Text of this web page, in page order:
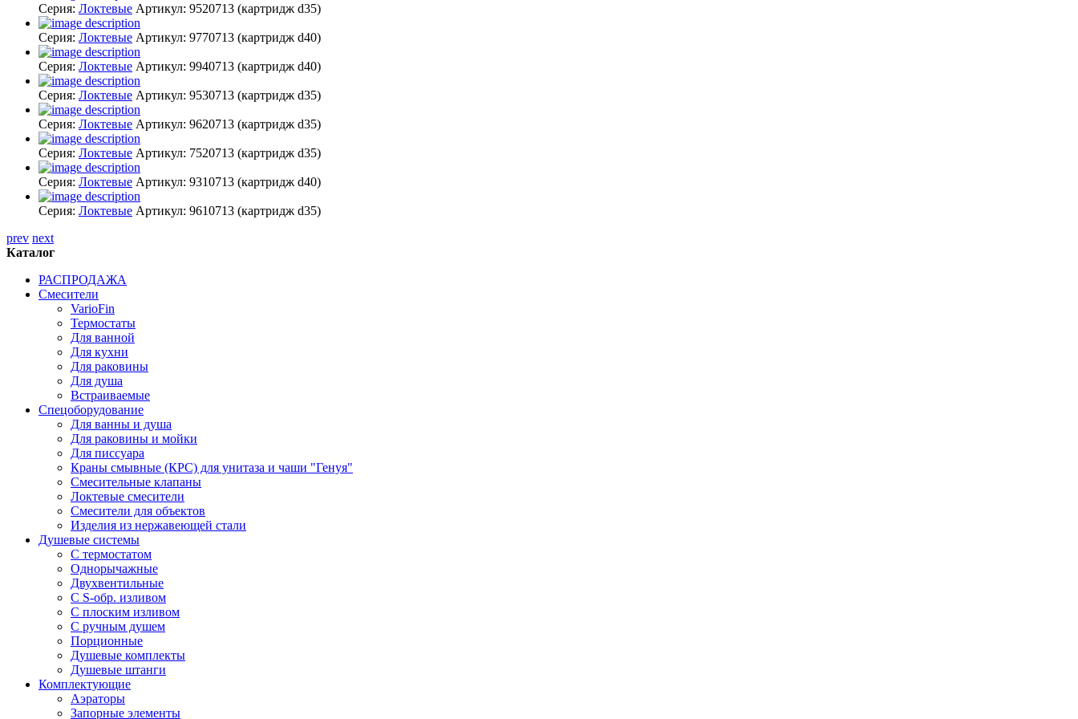
Серия: Локтевые Артикул: 9520713 (картридж d35)
Серия: Локтевые Артикул: 9770713 (картридж d40)
Серия: Локтевые Артикул: 9940713 (картридж d40)
Серия: Локтевые Артикул: 9530713 (картридж d35)
Серия: Локтевые Артикул: 9620713 (картридж d35)
Серия: Локтевые Артикул: 7520713 (картридж d35)
Серия: Локтевые Артикул: 9310713 (картридж d40)
Серия: Локтевые Артикул: 9610713 (картридж d35)
prev next
Каталог
РАСПРОДАЖА
Смесители
VarioFin
Термостаты
Для ванной
Для кухни
Для раковины
Для душа
Встраиваемые
Спецоборудование
Для ванны и душа
Для раковины и мойки
Для писсуара
Краны смывные (КРС) для унитаза и чаши "Генуя"
Смесительные клапаны
Локтевые смесители
Смесители для объектов
Изделия из нержавеющей стали
Душевые системы
С термостатом
Однорычажные
Двухвентильные
С S-обр. изливом
С плоским изливом
С ручным душем
Порционные
Душевые комплекты
Душевые штанги
Комплектующие
Аэраторы
Запорные элементы